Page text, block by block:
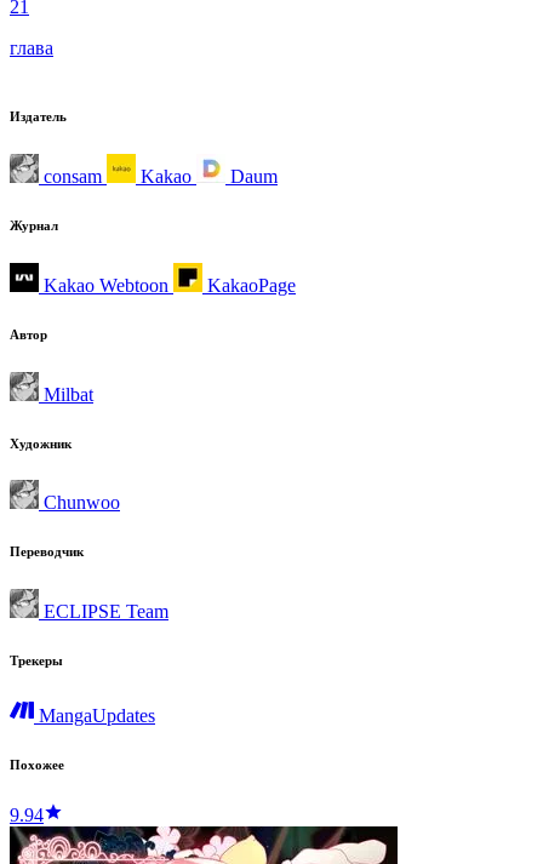
21
глава
Издатель
consam Kakao Daum
Журнал
Kakao Webtoon KakaoPage
Автор
Milbat
Художник
Chunwoo
Переводчик
ECLIPSE Team
Трекеры
MangaUpdates
Похожее
9.94